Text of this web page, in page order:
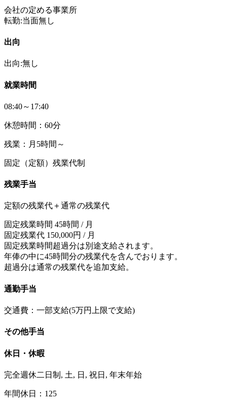
会社の定める事業所
転勤:当面無し
出向
出向:無し
就業時間
08:40～17:40
休憩時間：60分
残業：月5時間～
固定（定額）残業代制
残業手当
定額の残業代＋通常の残業代
固定残業時間 45時間 / 月
固定残業代 150,000円 / 月
固定残業時間超過分は別途支給されます。
年俸の中に45時間分の残業代を含んでおります。
超過分は通常の残業代を追加支給。
通勤手当
交通費：一部支給(5万円上限で支給)
その他手当
休日・休暇
完全週休二日制, 土, 日, 祝日, 年末年始
年間休日：125